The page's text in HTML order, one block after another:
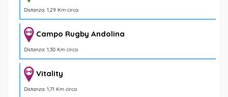
Distanza: 1,29 Km circa
Campo Rugby Andolina
Distanza: 1,30 Km circa
Vitality
Distanza: 1,71 Km circa